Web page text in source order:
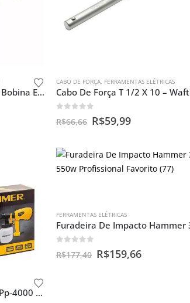
Centelhador De Faísca Para Bobina E Cabos De Vela Celfer
CABO DE FORÇA, FERRAMENTAS ELÉTRICAS
Cabo De Força T 1/2 X 10 – Waft
R$66,66 R$59,99
Pistola Pulverizadora 400w Pp-4000 800ml Hammer 220v
FERRAMENTAS ELÉTRICAS
R$177,40 R$159,66